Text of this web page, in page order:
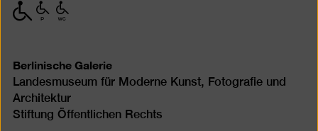
mit
eingeschränkter
mit
eingeschränkter
mit
eingeschränkter
Berlinische Galerie
Landesmuseum für Moderne Kunst, Fotografie und
Architektur
Stiftung Öffentlichen Rechts